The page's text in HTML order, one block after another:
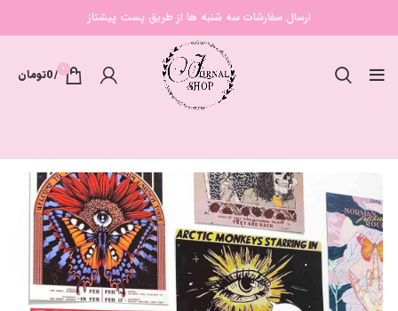
ارسال سفارشات سه شنبه ها از طریق پست پیشتاز
0
/
0تومان